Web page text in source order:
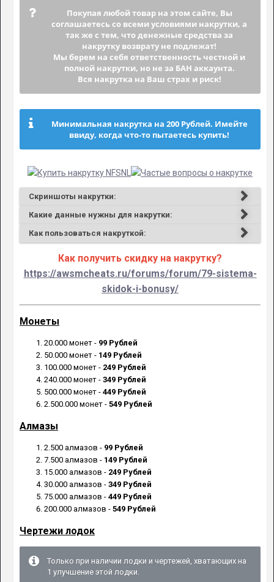
Покупая любой товар на этом сайте, Вы
соглашаетесь со всеми условиями накрутки, а
так же с тем, что денежные средства за
накрутку возврату не подлежат!
Мы берем на себя ответственность честной и
полной накрутки, но не за БАН аккаунта.
Вся накрутка на Ваш страх и риск!
Минимальная накрутка на 200 Рублей. Имейте
ввиду, когда что-то пытаетесь купить!
Скриншоты накрутки:
Какие данные нужны для накрутки:
Как пользоваться накруткой:
Как получить скидку на накрутку?
https://awsmcheats.ru/forums/forum/79-sistema-
skidok-i-bonusy/
Монеты
20.000 монет - 99 Рублей
50.000 монет - 149 Рублей
100.000 монет - 249 Рублей
240.000 монет - 349 Рублей
500.000 монет - 449 Рублей
2.500.000 монет - 549 Рублей
Алмазы
2.500 алмазов - 99 Рублей
7.500 алмазов - 149 Рублей
15.000 алмазов - 249 Рублей
30.000 алмазов - 349 Рублей
75.000 алмазов - 449 Рублей
200.000 алмазов - 549 Рублей
Чертежи лодок
Только при наличии лодки и чертежей, хватающих на
1 улучшение этой лодки.